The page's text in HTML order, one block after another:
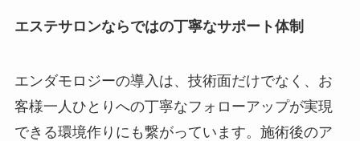
エステサロンならではの丁寧なサポート体制
エンダモロジーの導入は、技術面だけでなく、お
客様一人ひとりへの丁寧なフォローアップが実現
できる環境作りにも繋がっています。施術後のア